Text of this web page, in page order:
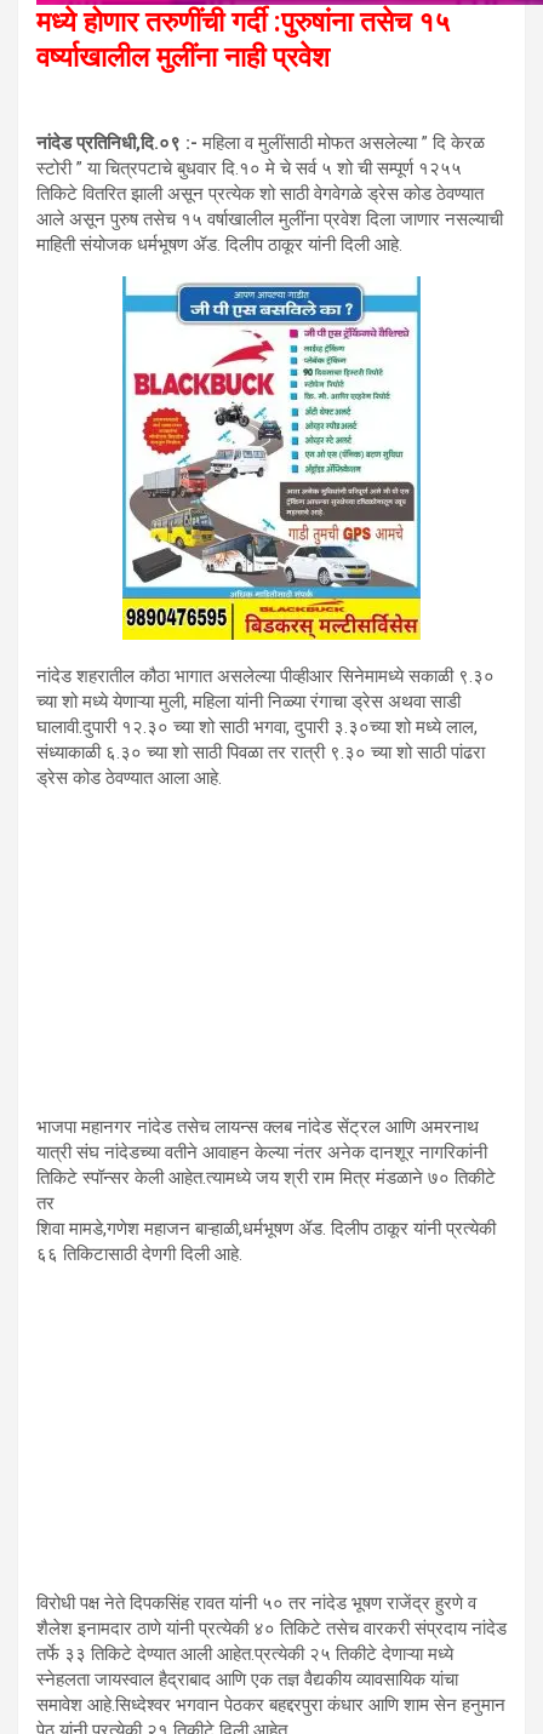
मध्ये होणार तरुणींची गर्दी :पुरुषांना तसेच १५
वर्ष्याखालील मुलींना नाही प्रवेश
नांदेड प्रतिनिधी,दि.०९ :- महिला व मुलींसाठी मोफत असलेल्या ” दि केरळ
स्टोरी ” या चित्रपटाचे बुधवार दि.१० मे चे सर्व ५ शो ची सम्पूर्ण १२५५
तिकिटे वितरित झाली असून प्रत्येक शो साठी वेगवेगळे ड्रेस कोड ठेवण्यात
आले असून पुरुष तसेच १५ वर्षाखालील मुलींना प्रवेश दिला जाणार नसल्याची
माहिती संयोजक धर्मभूषण ॲड. दिलीप ठाकूर यांनी दिली आहे.
नांदेड शहरातील कौठा भागात असलेल्या पीव्हीआर सिनेमामध्ये सकाळी ९.३०
च्या शो मध्ये येणाऱ्या मुली, महिला यांनी निळ्या रंगाचा ड्रेस अथवा साडी
घालावी.दुपारी १२.३० च्या शो साठी भगवा, दुपारी ३.३०च्या शो मध्ये लाल,
संध्याकाळी ६.३० च्या शो साठी पिवळा तर रात्री ९.३० च्या शो साठी पांढरा
ड्रेस कोड ठेवण्यात आला आहे.
भाजपा महानगर नांदेड तसेच लायन्स क्लब नांदेड सेंट्रल आणि अमरनाथ
यात्री संघ नांदेडच्या वतीने आवाहन केल्या नंतर अनेक दानशूर नागरिकांनी
तिकिटे स्पॉन्सर केली आहेत.त्यामध्ये जय श्री राम मित्र मंडळाने ७० तिकीटे
तर
शिवा मामडे,गणेश महाजन बाऱ्हाळी,धर्मभूषण ॲड. दिलीप ठाकूर यांनी प्रत्येकी
६६ तिकिटासाठी देणगी दिली आहे.
विरोधी पक्ष नेते दिपकसिंह रावत यांनी ५० तर नांदेड भूषण राजेंद्र हुरणे व
शैलेश इनामदार ठाणे यांनी प्रत्येकी ४० तिकिटे तसेच वारकरी संप्रदाय नांदेड
तर्फे ३३ तिकिटे देण्यात आली आहेत.प्रत्येकी २५ तिकीटे देणाऱ्या मध्ये
स्नेहलता जायस्वाल हैद्राबाद आणि एक तज्ञ वैद्यकीय व्यावसायिक यांचा
समावेश आहे.सिध्देश्वर भगवान पेठकर बहद्दरपुरा कंधार आणि शाम सेन हनुमान